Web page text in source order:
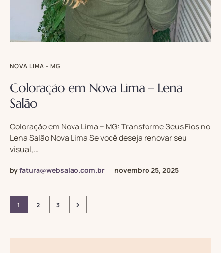
NOVA LIMA - MG
Coloração em Nova Lima – Lena
Salão
Coloração em Nova Lima – MG: Transforme Seus Fios no
Lena Salão Nova Lima Se você deseja renovar seu
visual,...
byfatura@websalao.com.br novembro 25, 2025
1 2 3